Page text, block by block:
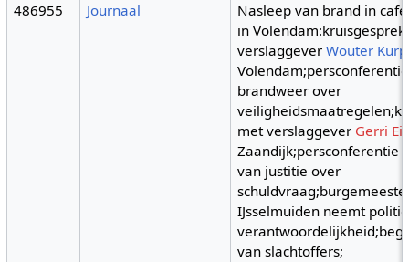
486955
Journaal
Nasleep van brand in
in
verslaggeverWouter
brandweer over
met verslaggever Gerri
Zaandijk;persconferentie
van justitie over
IJsselmuiden neemt
van slachtoffers;